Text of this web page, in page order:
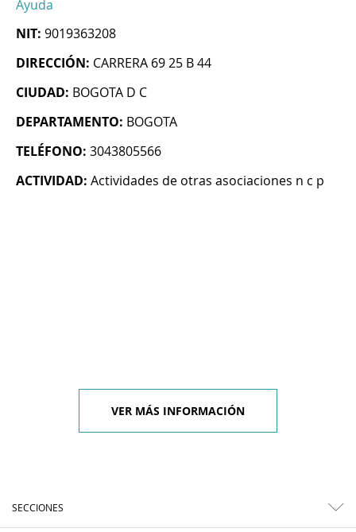
Ayuda
NIT: 9019363208
DIRECCIÓN: CARRERA 69 25 B 44
CIUDAD: BOGOTA D C
DEPARTAMENTO: BOGOTA
TELÉFONO: 3043805566
ACTIVIDAD: Actividades de otras asociaciones n c p
VER MÁS INFORMACIÓN
SECCIONES